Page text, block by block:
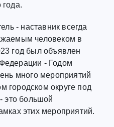
года.
- наставник всегда
человеком в
год был объявлен
- Годом
много мероприятий
городском округе под
это большой
этих мероприятий.